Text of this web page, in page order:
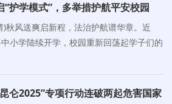
护学模式”，多举措护航平安校园
秋风送爽启新程，法治护航谱华章。近
小学陆续开学，校园重新回荡起学子们的
重启“护学岗
仑2025”专项行动连破两起危害国家